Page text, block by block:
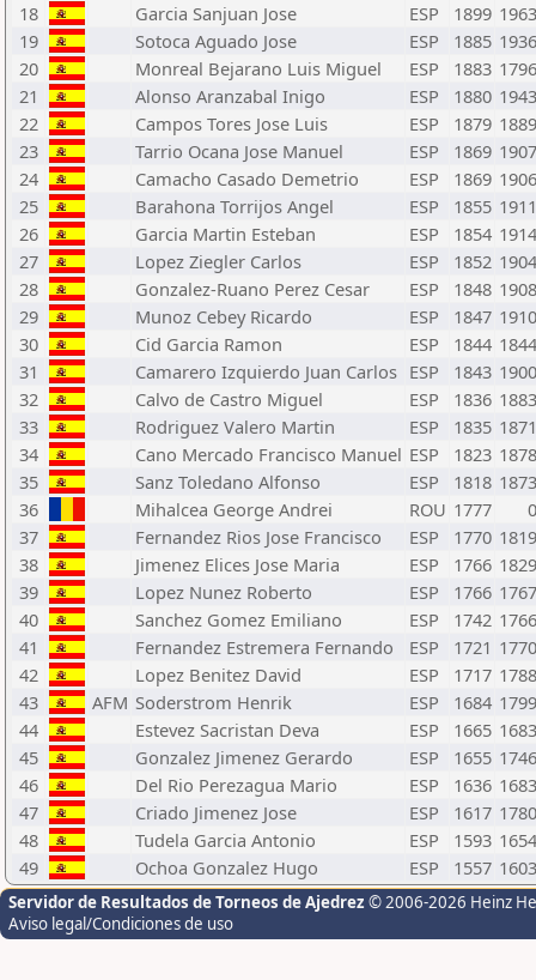
18
Garcia Sanjuan Jose ESP 1899 1963
19
Sotoca Aguado Jose ESP 1885 1936
20
Monreal Bejarano Luis Miguel ESP 1883 1796
21
Alonso Aranzabal Inigo ESP 1880 1943
22
Campos Tores Jose Luis ESP 1879 1889
23
Tarrio Ocana Jose Manuel ESP 1869 1907
24
Camacho Casado Demetrio ESP 1869 1906
25
Barahona Torrijos Angel ESP 1855 1911
26
Garcia Martin Esteban ESP 1854 1914
27
Lopez Ziegler Carlos ESP 1852 1904
28
Gonzalez-Ruano Perez Cesar ESP 1848 1908
29
Munoz Cebey Ricardo ESP 1847 1910
30
Cid Garcia Ramon ESP 1844 1844
31
Camarero Izquierdo Juan Carlos ESP 1843 1900
32
Calvo de Castro Miguel ESP 1836 1883
33
Rodriguez Valero Martin ESP 1835 1871
34
Cano Mercado Francisco Manuel ESP 1823 1878
35
Sanz Toledano Alfonso ESP 1818 1873
36
Mihalcea George Andrei ROU 1777
0
37
Fernandez Rios Jose Francisco ESP 1770 1819
38
Jimenez Elices Jose Maria ESP 1766 1829
39
Lopez Nunez Roberto ESP 1766 1767
40
Sanchez Gomez Emiliano ESP 1742 1766
41
Fernandez Estremera Fernando ESP 1721 1770
42
Lopez Benitez David ESP 1717 1788
43
AFM Soderstrom Henrik ESP 1684 1799
44
Estevez Sacristan Deva ESP 1665 1683
45
Gonzalez Jimenez Gerardo ESP 1655 1746
46
Del Rio Perezagua Mario ESP 1636 1683
47
Criado Jimenez Jose ESP 1617 1780
48
Tudela Garcia Antonio ESP 1593 1654
49
Ochoa Gonzalez Hugo ESP 1557 1603
Servidor de Resultados de Torneos de Ajedrez © 2006-2026 Heinz
Aviso legal/Condiciones de uso